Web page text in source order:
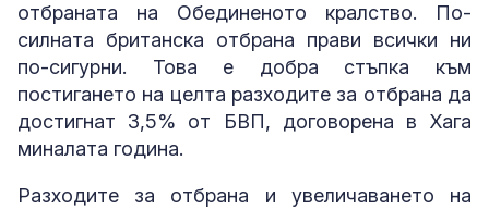
отбраната на Обединеното кралство. По-
силната британска отбрана прави всички ни
по-сигурни. Това е добра стъпка към
постигането на целта разходите за отбрана да
достигнат 3,5% от БВП, договорена в Хага
миналата година.
Разходите за отбрана и увеличаването на